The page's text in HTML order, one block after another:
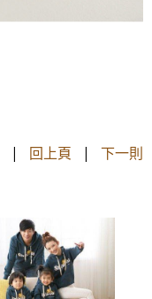
| 回上頁 | 下一則